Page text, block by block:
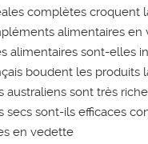
complètes croquent
alimentaires en
alimentaires sont-elles
boudent les produits
australiens sont très
secs sont-ils efficaces
en vedette